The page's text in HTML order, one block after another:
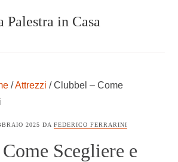
Palestra in Casa
/Attrezzi /Clubbel – Come
2025 DAFEDERICO FERRARINI
Scegliere e